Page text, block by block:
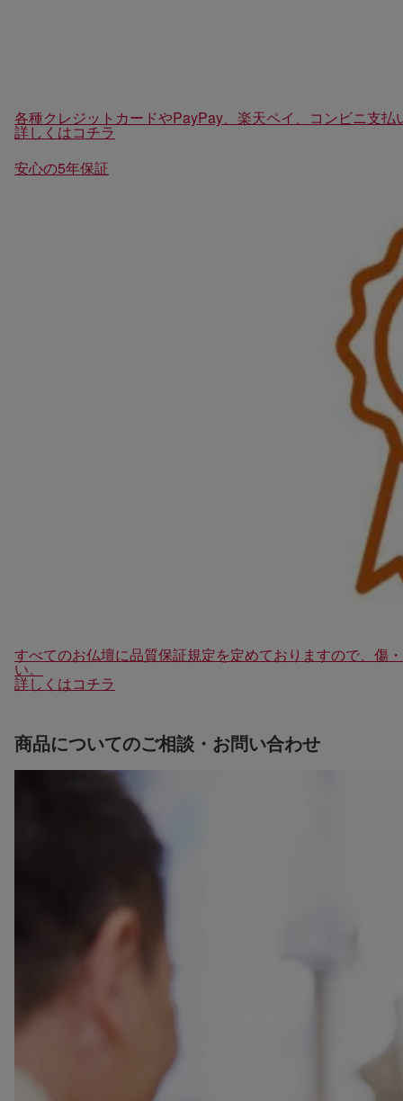
各種クレジットカードやPayPay、楽天ペイ、コンビニ支
詳しくはコチラ
安心の5年保証
すべてのお仏壇に品質保証規定を定めておりますので、傷
い。
詳しくはコチラ
商品についてのご相談・お問い合わせ